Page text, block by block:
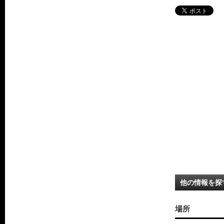
他の情報を探
場所